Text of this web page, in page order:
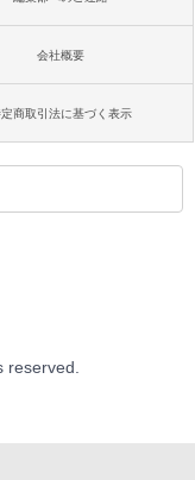
会社概要
商取引法に基づく表示
reserved.